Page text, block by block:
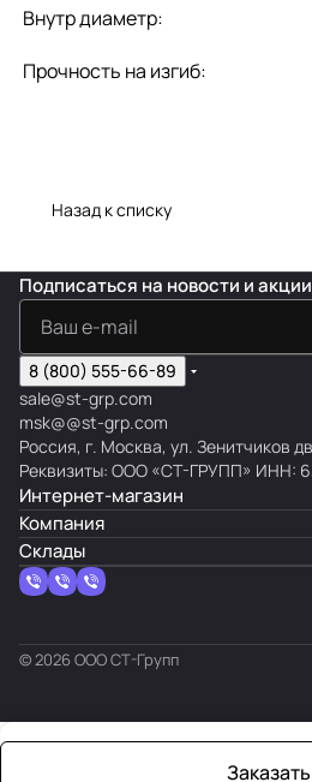
Внутр диаметр:
Прочность на изгиб:
Назад к списку
Заказать
Подписаться на новости и акции
8 (800) 555-66-89
sale@st-grp.com
msk@@st-grp.com
Россия, г. Москва, ул. Зенитчиков
Реквизиты: ООО «СТ-ГРУПП» ИНН:
Интернет-магазин
Компания
Склады
© 2026 ООО СТ-Групп